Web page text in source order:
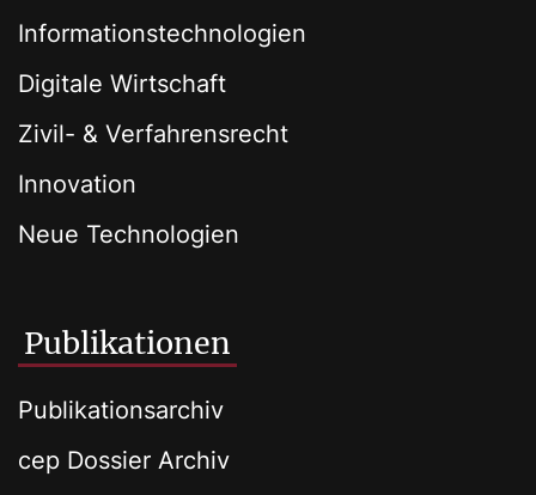
Informationstechnologien
Digitale Wirtschaft
Zivil- & Verfahrensrecht
Innovation
Neue Technologien
Publikationen
Publikationsarchiv
cep Dossier Archiv